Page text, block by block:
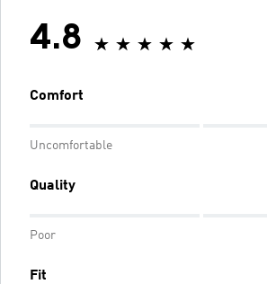
4.8
Comfort
Uncomfortable
Quality
Poor
Fit